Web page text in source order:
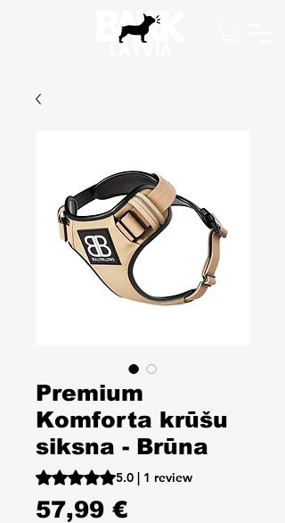
Premium
Komforta krūšu
siksna - Brūna
Rating is 5.0 out of five stars based on 1
5.0 | 1 review
57,99 €Cena